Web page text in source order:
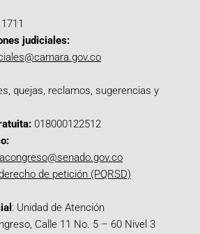
judiciales:
quejas, reclamos, sugerencias y
018000122512
de petición (PQRSD)
: Unidad de Atención
Calle 11 No. 5 – 60 Nivel 3